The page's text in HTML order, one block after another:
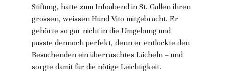
Stiftung, hatte zum Infoabend in St. Gallen ihren
grossen, weissen Hund Vito mitgebracht. Er
gehörte so gar nicht in die Umgebung und
passte dennoch perfekt, denn er entlockte den
Besuchenden ein überraschtes Lächeln – und
sorgte damit für die nötige Leichtigkeit.